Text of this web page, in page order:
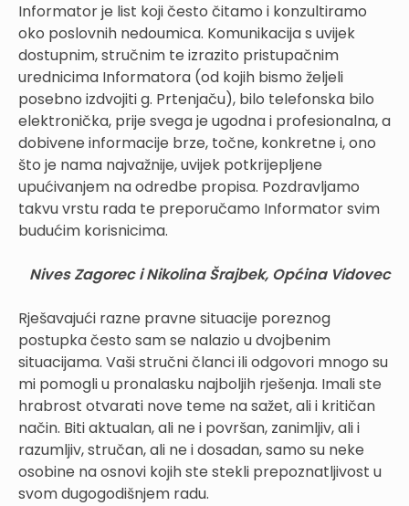
Informator je list koji često čitamo i konzultiramo
oko poslovnih nedoumica. Komunikacija s uvijek
dostupnim, stručnim te izrazito pristupačnim
urednicima Informatora (od kojih bismo željeli
posebno izdvojiti g. Prtenjaču), bilo telefonska bilo
elektronička, prije svega je ugodna i profesionalna, a
dobivene informacije brze, točne, konkretne i, ono
što je nama najvažnije, uvijek potkrijepljene
upućivanjem na odredbe propisa. Pozdravljamo
takvu vrstu rada te preporučamo Informator svim
budućim korisnicima.
Nives Zagorec i Nikolina Šrajbek, Općina Vidovec
Rješavajući razne pravne situacije poreznog
postupka često sam se nalazio u dvojbenim
situacijama. Vaši stručni članci ili odgovori mnogo su
mi pomogli u pronalasku najboljih rješenja. Imali ste
hrabrost otvarati nove teme na sažet, ali i kritičan
način. Biti aktualan, ali ne i površan, zanimljiv, ali i
razumljiv, stručan, ali ne i dosadan, samo su neke
osobine na osnovi kojih ste stekli prepoznatljivost u
svom dugogodišnjem radu.